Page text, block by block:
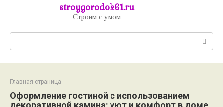
stroygorodok61.ru
Строим с умом
Главная страница
Оформление гостиной с использованием
декоративной камина: уют и комфорт в доме